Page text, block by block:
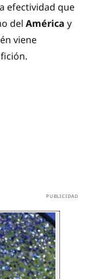
efectividad que
del América y
viene